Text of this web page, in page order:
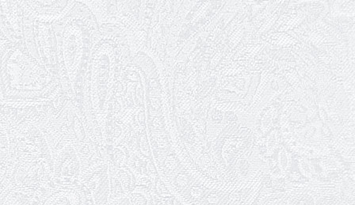
Пішов з життя Ігор Дідурко
06.02.2026
Пішов з життя Андрій Шишкін
03.02.2026
Ювілей Олександра Белякова
02.02.2026
Конкурс на заміщення вакантних
посад